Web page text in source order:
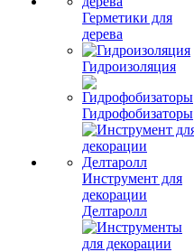
Герметики для
дерева
Гидроизоляция
Гидрофобизаторы
Инструмент для
декорации
Делтаролл